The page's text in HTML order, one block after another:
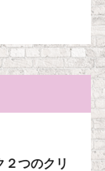
２つのクリ